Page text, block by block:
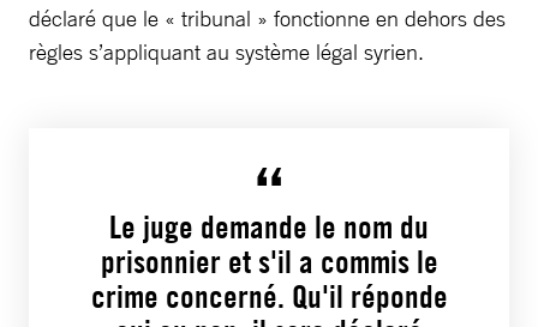
déclaré que le « tribunal » fonctionne en dehors des
règles s’appliquant au système légal syrien.
Le juge demande le nom du
prisonnier et s'il a commis le
crime concerné. Qu'il réponde